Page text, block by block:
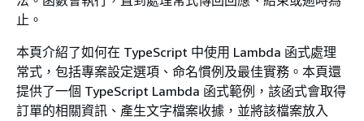
止。
本頁介紹了如何在 TypeScript 中使用 Lambda 函式處理
常式，包括專案設定選項、命名慣例及最佳實務。本頁還
提供了一個 TypeScript Lambda 函式範例，該函式會取得
訂單的相關資訊、產生文字檔案收據，並將該檔案放入